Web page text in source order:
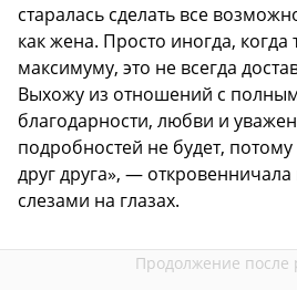
старалась сделать все
как жена. Просто иногда,
максимуму, это не всегда
Выхожу из отношений с
благодарности, любви и
подробностей не будет,
друг друга», — откровенничала
слезами на глазах.